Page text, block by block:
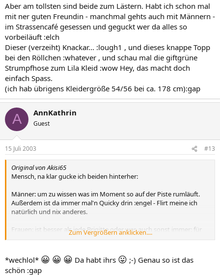
Aber am tollsten sind beide zum Lästern. Habt ich schon mal
mit ner guten Freundin - manchmal gehts auch mit Männern -
im Strassencafé gesessen und geguckt wer da alles so
vorbeiläuft :elch
Dieser (verzeiht) Knackar... :lough1 , und dieses knappe Topp
bei den Röllchen :whatever , und schau mal die giftgrüne
Strumpfhose zum Lila Kleid :wow Hey, das macht doch
einfach Spass.
(ich hab übrigens Kleidergröße 54/56 bei ca. 178 cm):gap
A AnnKathrin
Guest
15 Juli 2003 #13
Original von Akisi65
Mensch, na klar gucke ich beiden hinterher:
Männer: um zu wissen was im Moment so auf der Piste rumläuft.
Außerdem ist da immer mal'n Quicky drin :engel - Flirt meine ich
natürlich und nix anderes.
Frauen: ist besser als jede Brigitte oder was auch sonst immer: für
Tricks abgucken, Selbstwertgefühl aufpolieren, neue Trends
Aber am tollsten sind beide zum Lästern. Habt ich schon mal mit
Zum Vergrößern anklicken....
*wechlol* 😀 😀 😀 Da habt ihrs 😛 ;-) Genau so ist das
schön :gap